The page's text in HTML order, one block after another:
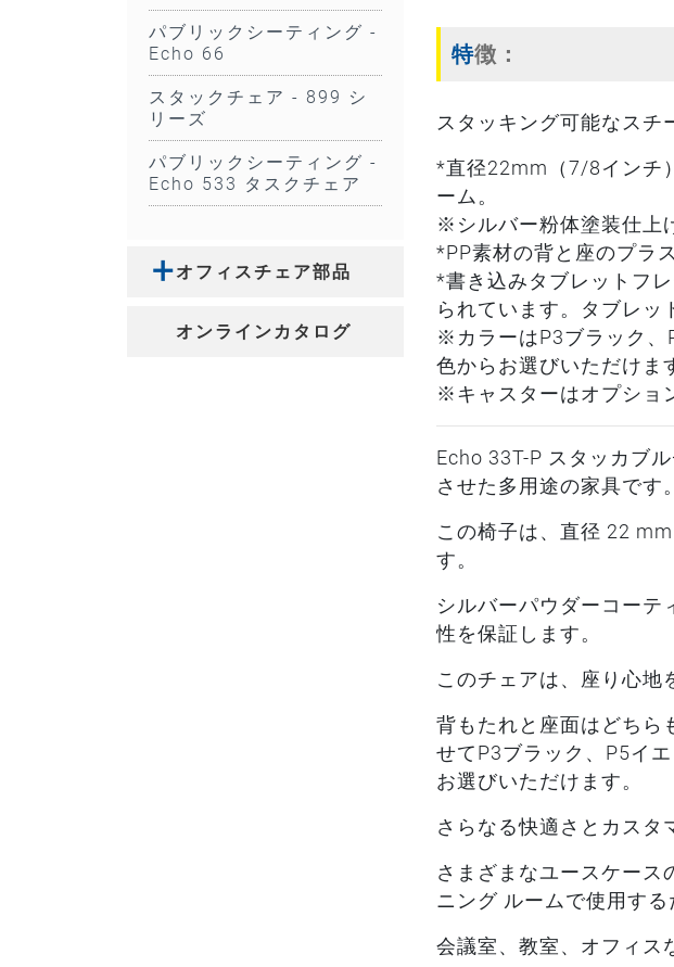
パブリックシーティング -
Echo 66
スタックチェア - 899 シ
リーズ
パブリックシーティング -
Echo 533 タスクチェア
オフィスチェア部品
オンラインカタログ
特徴：
スタッキング可能なスチ
*直径22mm（7/8インチ
ーム。
※シルバー粉体塗装仕上
*PP素材の背と座のプラ
*書き込みタブレットフ
られています。タブレッ
※カラーはP3ブラック、
色からお選びいただけま
※キャスターはオプショ
Echo 33T-P スタッカブ
させた多用途の家具です。
この椅子は、直径 22
す。
シルバーパウダーコーテ
性を保証します。
このチェアは、座り心地
背もたれと座面はどちら
せてP3ブラック、P5イ
お選びいただけます。
さらなる快適さとカスタ
さまざまなユースケース
ニング ルームで使用す
会議室、教室、オフィス